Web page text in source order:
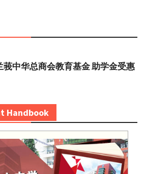
莪中华总商会教育基金 助学金受惠
Handbook